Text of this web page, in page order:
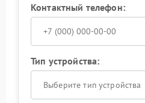
Контактный телефон:
Тип устройства:
Выберите тип устройства